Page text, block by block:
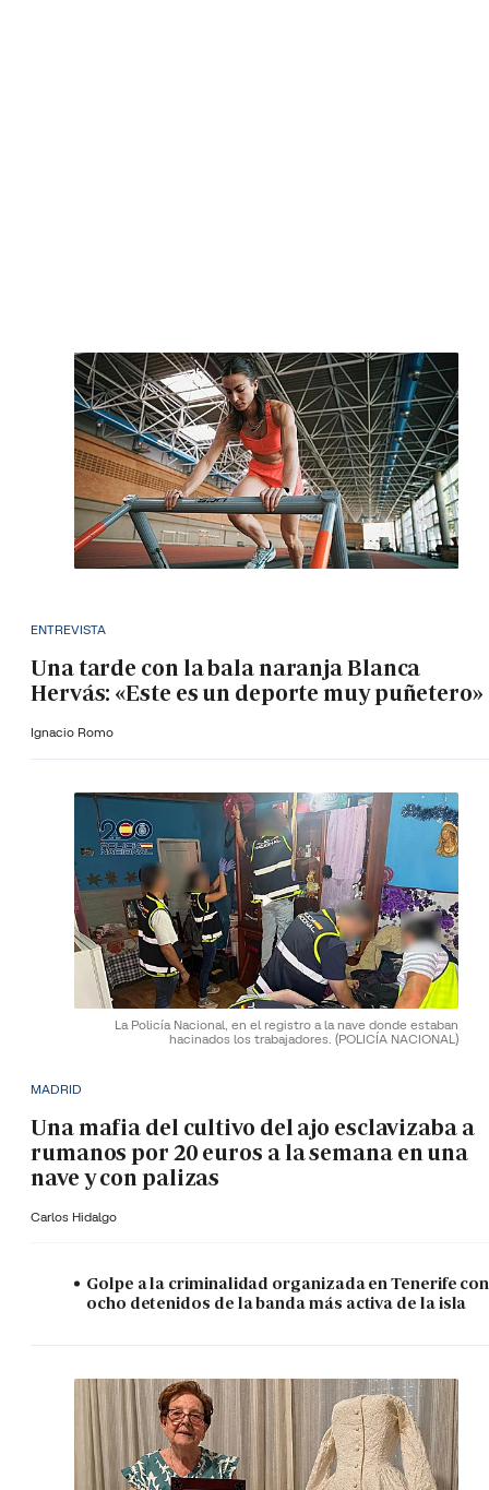
ENTREVISTA
Una tarde con la bala naranja Blanca
Hervás: «Este es un deporte muy puñetero»
Ignacio Romo
La Policía Nacional, en el registro a la nave donde estaban
hacinados los trabajadores. (POLICÍA NACIONAL)
MADRID
Una mafia del cultivo del ajo esclavizaba a
rumanos por 20 euros a la semana en una
nave y con palizas
Carlos Hidalgo
Golpe a la criminalidad organizada en Tenerife con
ocho detenidos de la banda más activa de la isla